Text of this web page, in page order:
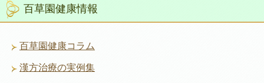
百草園健康情報
百草園健康コラム
漢方治療の実例集